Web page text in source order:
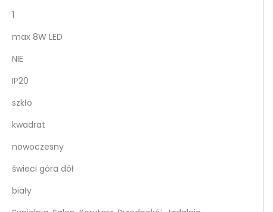
1
max 8W LED
NIE
IP20
szkło
kwadrat
nowoczesny
świeci góra dół
biały